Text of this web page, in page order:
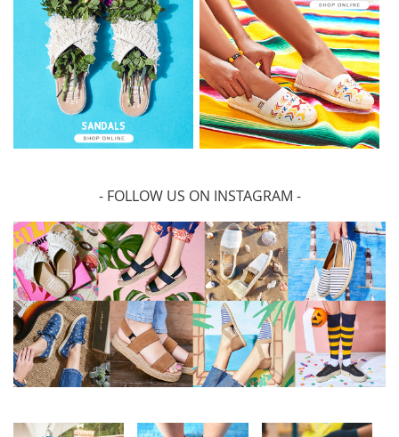
- FOLLOW US ON INSTAGRAM -